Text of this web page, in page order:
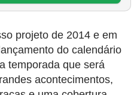
projeto de 2014 e em
do calendário
temporada que será
acontecimentos,